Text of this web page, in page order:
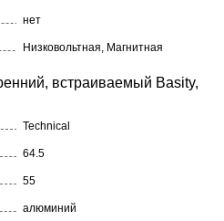
нет
Низковольтная, Магнитная
встраиваемый Basity,
Technical
64.5
55
алюминий